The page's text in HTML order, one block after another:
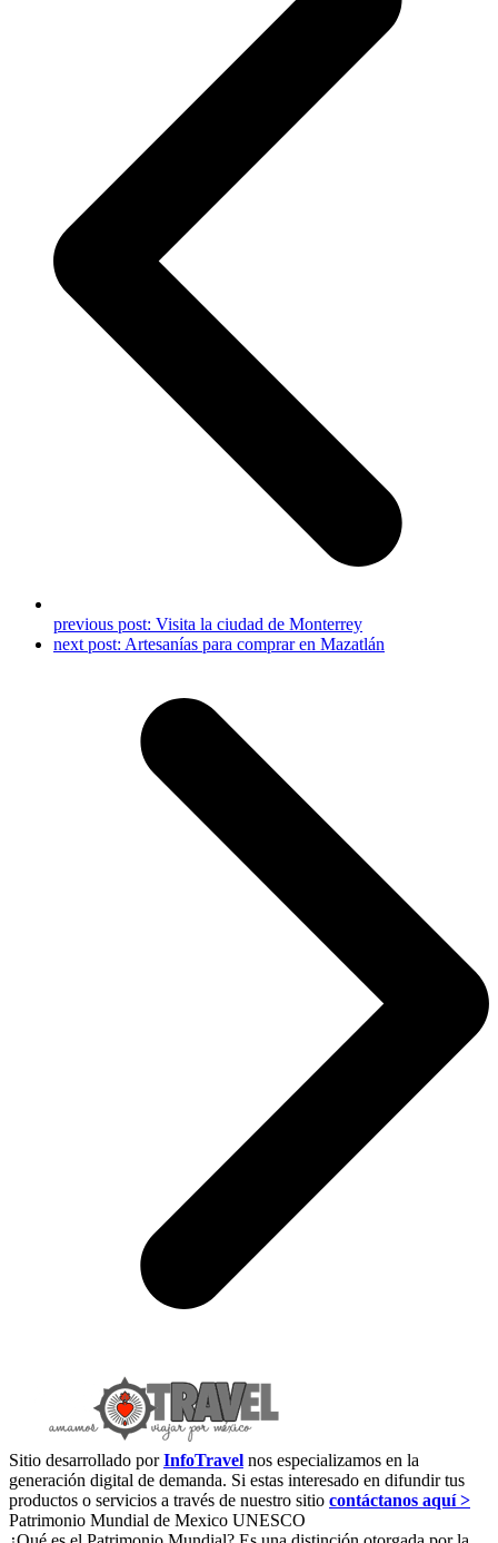
previous post: Visita la ciudad de Monterrey
next post: Artesanías para comprar en Mazatlán
Sitio desarrollado porInfoTravel nos especializamos en la
generación digital de demanda. Si estas interesado en difundir tus
productos o servicios a través de nuestro sitio contáctanos aquí >
Patrimonio Mundial de Mexico UNESCO